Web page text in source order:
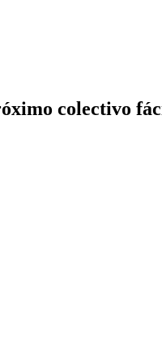
colectivo